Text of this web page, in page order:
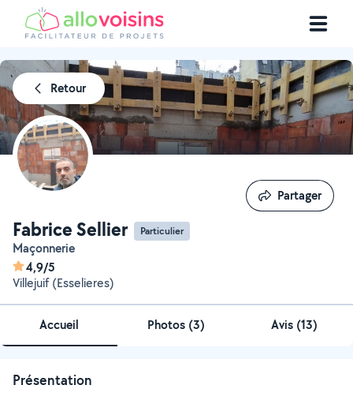
Retour
Fabrice Sellier Particulier
Maçonnerie
4,9/5
Villejuif (Esselieres)
Partager
Partager
Accueil Photos (3) Avis (13)
Présentation